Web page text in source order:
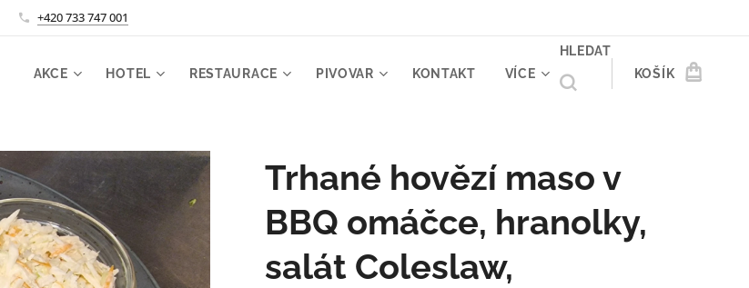
+420 733 747 001
AKCE HOTEL RESTAURACE PIVOVAR KONTAKT VÍCE
HLEDAT
KOŠÍK
Trhané hovězí maso v
BBQ omáčce, hranolky,
salát Coleslaw,